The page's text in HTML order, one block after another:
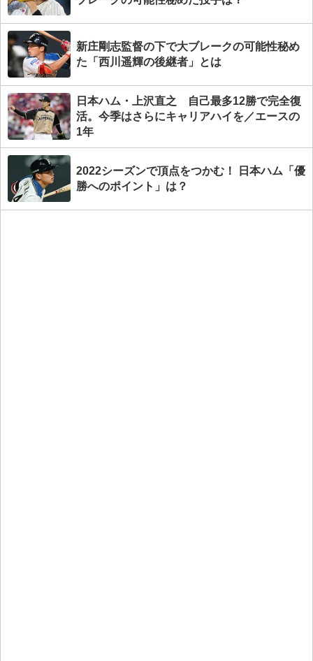
新庄剛志監督の下で大ブレークの可能性秘め
た「西川遥輝の後継者」とは
日本ハム・上沢直之 自己最多12勝で完全復
活。今季はさらにキャリアハイを／エースの
1年
2022シーズンで頂点をつかむ！ 日本ハム「優
勝へのポイント」は？